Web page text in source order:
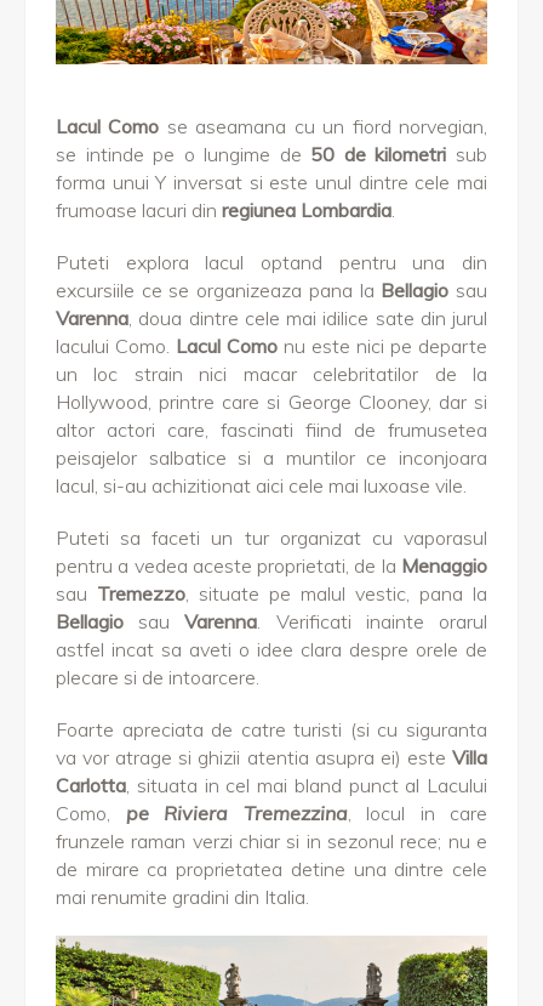
Lacul Como se aseamana cu un fiord norvegian,
se intinde pe o lungime de 50 de kilometri sub
forma unui Y inversat si este unul dintre cele mai
frumoase lacuri din regiunea Lombardia.
Puteti explora lacul optand pentru una din
excursiile ce se organizeaza pana la Bellagio sau
Varenna, doua dintre cele mai idilice sate din jurul
lacului Como. Lacul Como nu este nici pe departe
un loc strain nici macar celebritatilor de la
Hollywood, printre care si George Clooney, dar si
altor actori care, fascinati fiind de frumusetea
peisajelor salbatice si a muntilor ce inconjoara
lacul, si-au achizitionat aici cele mai luxoase vile.
Puteti sa faceti un tur organizat cu vaporasul
pentru a vedea aceste proprietati, de la Menaggio
sau Tremezzo, situate pe malul vestic, pana la
Bellagio sauVarenna. Verificati inainte orarul
astfel incat sa aveti o idee clara despre orele de
plecare si de intoarcere.
Foarte apreciata de catre turisti (si cu siguranta
va vor atrage si ghizii atentia asupra ei) este Villa
Carlotta, situata in cel mai bland punct al Lacului
Como, pe Riviera Tremezzina, locul in care
frunzele raman verzi chiar si in sezonul rece; nu e
de mirare ca proprietatea detine una dintre cele
mai renumite gradini din Italia.